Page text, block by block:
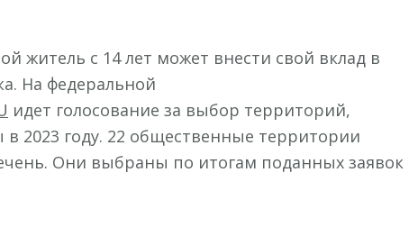
житель с 14 лет может внести свой вклад в
На федеральной
идет голосование за выбор территорий,
в 2023 году. 22 общественные территории
Они выбраны по итогам поданных заявок